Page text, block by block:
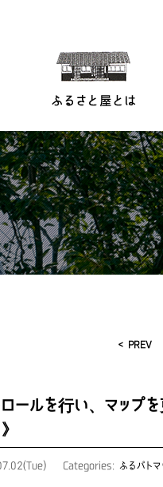
< PREV
ールを行い、マップ
Categories: ふるパト